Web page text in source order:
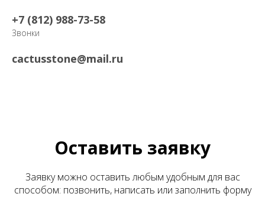
+7 (812) 988-73-58
Звонки
cactusstone@mail.ru
Оставить заявку
Заявку можно оставить любым удобным для вас
способом: позвонить, написать или заполнить форму